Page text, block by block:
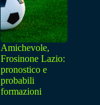
Amichevole,
Frosinone Lazio:
pronostico e
probabili
formazioni